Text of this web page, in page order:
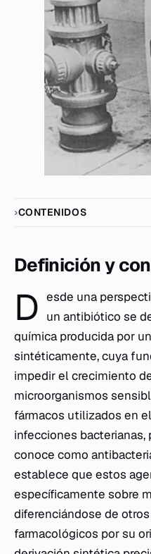
CONTENIDOS
Definición y
D esde una
un antibiótico se
química producida por
sintéticamente, cuya
impedir el crecimiento
microorganismos
fármacos utilizados en
infecciones
conoce como
establece que estos
específicamente sobre
diferenciándose de
farmacológicos por su